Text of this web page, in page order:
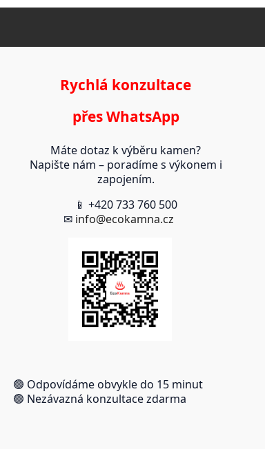
Rychlá konzultace
přes WhatsApp
Máte dotaz k výběru kamen?
Napište nám – poradíme s výkonem i
zapojením.
📱 +420 733 760 500
✉ info@ecokamna.cz
🟢 Odpovídáme obvykle do 15 minut
🟢 Nezávazná konzultace zdarma